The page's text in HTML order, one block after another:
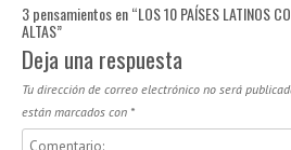
3 pensamientos en “LOS 10 PAÍSES LATINOS
ALTAS”
Deja una respuesta
Tu dirección de correo electrónico no será
están marcados con *